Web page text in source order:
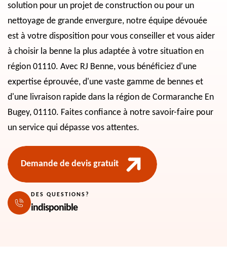
solution pour un projet de construction ou pour un
nettoyage de grande envergure, notre équipe dévouée
est à votre disposition pour vous conseiller et vous aider
à choisir la benne la plus adaptée à votre situation en
région 01110. Avec RJ Benne, vous bénéficiez d'une
expertise éprouvée, d'une vaste gamme de bennes et
d'une livraison rapide dans la région de Cormaranche En
Bugey, 01110. Faites confiance à notre savoir-faire pour
un service qui dépasse vos attentes.
Demande de devis gratuit
DES QUESTIONS?
indisponible